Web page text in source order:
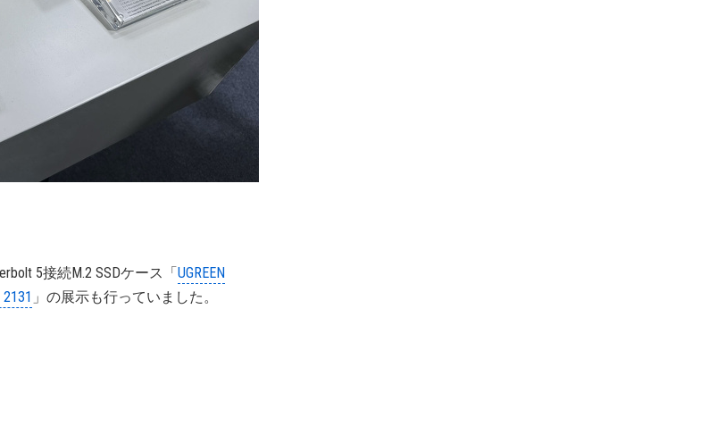
5接続M.2 SSDケース「UGREEN
」の展示も行っていました。